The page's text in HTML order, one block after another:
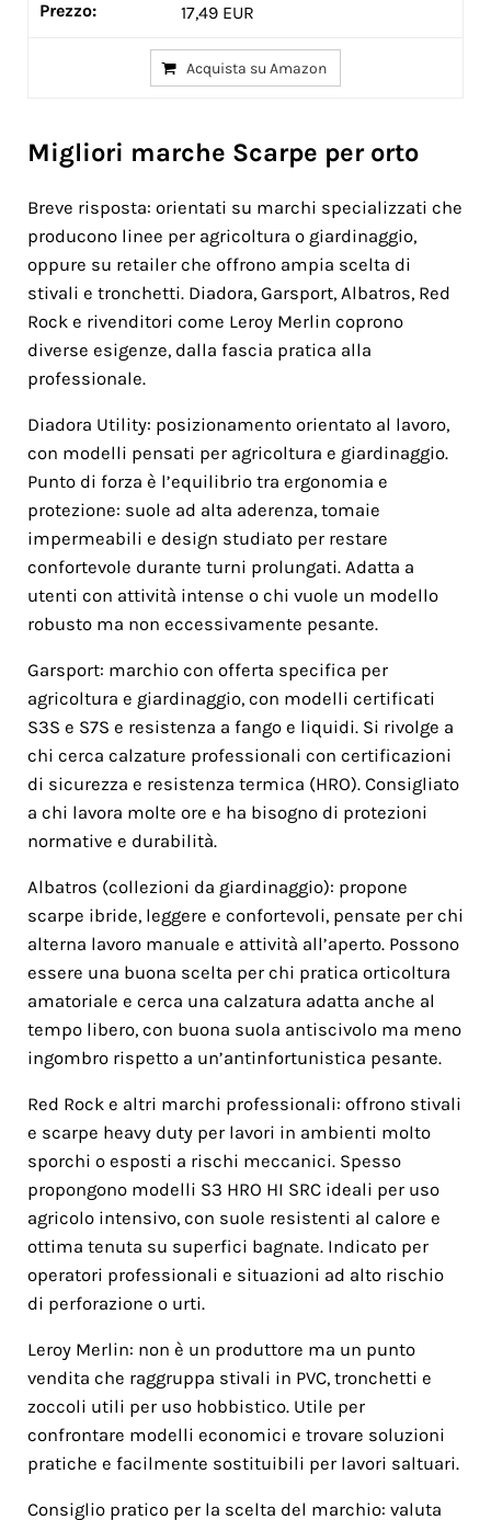
17,49 EUR
Acquista su Amazon
Migliori marche Scarpe per orto
Breve risposta: orientati su marchi specializzati che
producono linee per agricoltura o giardinaggio,
oppure su retailer che offrono ampia scelta di
stivali e tronchetti. Diadora, Garsport, Albatros, Red
Rock e rivenditori come Leroy Merlin coprono
diverse esigenze, dalla fascia pratica alla
professionale.
Diadora Utility: posizionamento orientato al lavoro,
con modelli pensati per agricoltura e giardinaggio.
Punto di forza è l’equilibrio tra ergonomia e
protezione: suole ad alta aderenza, tomaie
impermeabili e design studiato per restare
confortevole durante turni prolungati. Adatta a
utenti con attività intense o chi vuole un modello
robusto ma non eccessivamente pesante.
Garsport: marchio con offerta specifica per
agricoltura e giardinaggio, con modelli certificati
S3S e S7S e resistenza a fango e liquidi. Si rivolge a
chi cerca calzature professionali con certificazioni
di sicurezza e resistenza termica (HRO). Consigliato
a chi lavora molte ore e ha bisogno di protezioni
normative e durabilità.
Albatros (collezioni da giardinaggio): propone
scarpe ibride, leggere e confortevoli, pensate per chi
alterna lavoro manuale e attività all’aperto. Possono
essere una buona scelta per chi pratica orticoltura
amatoriale e cerca una calzatura adatta anche al
tempo libero, con buona suola antiscivolo ma meno
ingombro rispetto a un’antinfortunistica pesante.
Red Rock e altri marchi professionali: offrono stivali
e scarpe heavy duty per lavori in ambienti molto
sporchi o esposti a rischi meccanici. Spesso
propongono modelli S3 HRO HI SRC ideali per uso
agricolo intensivo, con suole resistenti al calore e
ottima tenuta su superfici bagnate. Indicato per
operatori professionali e situazioni ad alto rischio
di perforazione o urti.
Leroy Merlin: non è un produttore ma un punto
vendita che raggruppa stivali in PVC, tronchetti e
zoccoli utili per uso hobbistico. Utile per
confrontare modelli economici e trovare soluzioni
pratiche e facilmente sostituibili per lavori saltuari.
Consiglio pratico per la scelta del marchio: valuta